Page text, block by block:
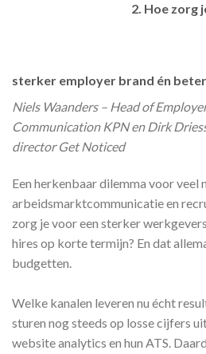
2. Hoe zorg
sterker employer brand én
Niels Waanders – Head of
Communication KPN enDirk
director Get Noticed
Een herkenbaar dilemma voor veel
arbeidsmarktcommunicatie en
zorg je voor een sterker
hires op korte termijn? En dat
budgetten.
Welke kanalen leveren nu écht
sturen nog steeds op losse cijfers
website analytics en hun ATS.